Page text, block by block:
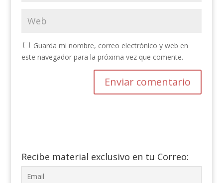
Guarda mi nombre, correo electrónico y web en
este navegador para la próxima vez que comente.
Recibe material exclusivo en tu Correo: